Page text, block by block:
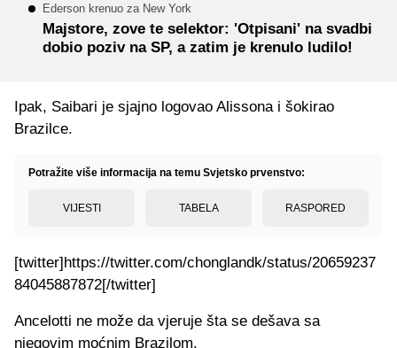
Ederson krenuo za New York
Majstore, zove te selektor: 'Otpisani' na svadbi
dobio poziv na SP, a zatim je krenulo ludilo!
Ipak, Saibari je sjajno logovao Alissona i šokirao
Brazilce.
Potražite više informacija na temu Svjetsko prvenstvo:
VIJESTI TABELA RASPORED
[twitter]https://twitter.com/chonglandk/status/20659237
84045887872[/twitter]
Ancelotti ne može da vjeruje šta se dešava sa
njegovim moćnim Brazilom.